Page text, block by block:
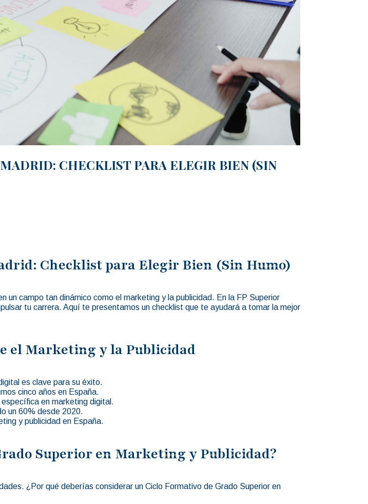
CHECKLIST PARA ELEGIR BIEN (SIN
Checklist para Elegir Bien (Sin Humo)
un campo tan dinámico como el marketing y la publicidad. En la FP Superior
tu carrera. Aquí te presentamos un checklist que te ayudará a tomar la mejor
el Marketing y la Publicidad
es clave para su éxito.
cinco años en España.
en marketing digital.
un 60% desde 2020.
y publicidad en España.
Superior en Marketing y Publicidad?
¿Por qué deberías considerar un Ciclo Formativo de Grado Superior en